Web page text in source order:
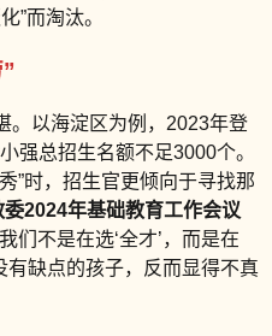
”而淘汰。
。以海淀区为例，2023年登
强总招生名额不足3000个。
”时，招生官更倾向于寻找那
2024年基础教育工作会议
们不是在选‘全才’，而是在
有缺点的孩子，反而显得不真